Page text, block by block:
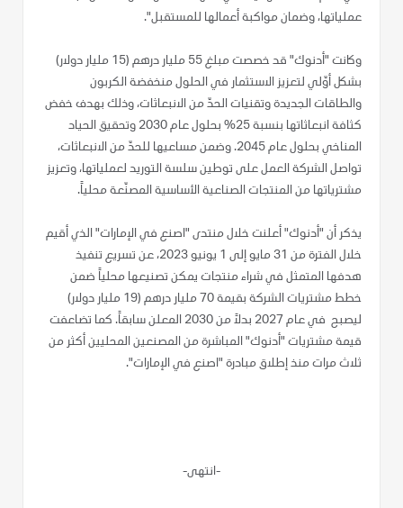
عملياتها، وضمان مواكبة أعمالها للمستقبل".
وكانت "أدنوك" قد خصصت مبلغ 55 مليار درهم (15 مليار دولار)
بشكل أوّلي لتعزيز الاستثمار في الحلول منخفضة الكربون
والطاقات الجديدة وتقنيات الحدّ من الانبعاثات، وذلك بهدف خفض
كثافة انبعاثاتها بنسبة 25% بحلول عام 2030 وتحقيق الحياد
المناخي بحلول عام 2045. وضمن مساعيها للحدّ من الانبعاثات،
تواصل الشركة العمل على توطين سلسة التوريد لعملياتها، وتعزيز
مشترياتها من المنتجات الصناعية الأساسية المصنّعة محلياً.
يذكر أن "أدنوك" أعلنت خلال منتدى "اصنع في الإمارات" الذي أقيم
خلال الفترة من 31 مايو إلى 1 يونيو 2023، عن تسريع تنفيذ
هدفها المتمثل في شراء منتجات يمكن تصنيعها محلياً ضمن
خطط مشتريات الشركة بقيمة 70 مليار درهم (19 مليار دولار)
ليصبح في عام 2027 بدلاً من 2030 المعلن سابقاً. كما تضاعفت
قيمة مشتريات "أدنوك" المباشرة من المصنعين المحليين أكثر من
ثلاث مرات منذ إطلاق مبادرة "اصنع في الإمارات".
-انتهى-